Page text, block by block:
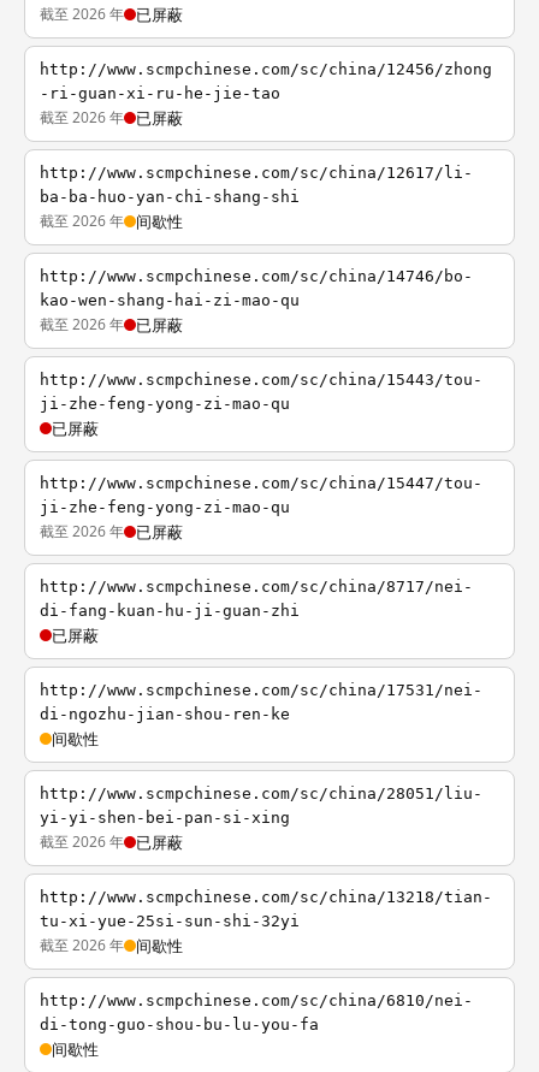
截至 2026 年 已屏蔽
http://www.scmpchinese.com/sc/china/12456/zhong
-ri-guan-xi-ru-he-jie-tao
截至 2026 年 已屏蔽
http://www.scmpchinese.com/sc/china/12617/li-
ba-ba-huo-yan-chi-shang-shi
截至 2026 年 间歇性
http://www.scmpchinese.com/sc/china/14746/bo-
kao-wen-shang-hai-zi-mao-qu
截至 2026 年 已屏蔽
http://www.scmpchinese.com/sc/china/15443/tou-
ji-zhe-feng-yong-zi-mao-qu
已屏蔽
http://www.scmpchinese.com/sc/china/15447/tou-
ji-zhe-feng-yong-zi-mao-qu
截至 2026 年 已屏蔽
http://www.scmpchinese.com/sc/china/8717/nei-
di-fang-kuan-hu-ji-guan-zhi
已屏蔽
http://www.scmpchinese.com/sc/china/17531/nei-
di-ngozhu-jian-shou-ren-ke
间歇性
http://www.scmpchinese.com/sc/china/28051/liu-
yi-yi-shen-bei-pan-si-xing
截至 2026 年 已屏蔽
http://www.scmpchinese.com/sc/china/13218/tian-
tu-xi-yue-25si-sun-shi-32yi
截至 2026 年 间歇性
http://www.scmpchinese.com/sc/china/6810/nei-
di-tong-guo-shou-bu-lu-you-fa
间歇性